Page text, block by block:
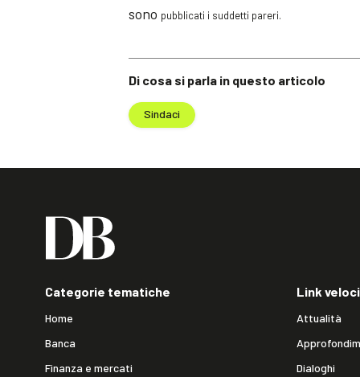
Di cosa si parla in questo articolo
Sindaci
sono pubblicati i suddetti pareri.
Categorie tematiche
Home
Banca
Finanza e mercati
Link veloci
Attualità
Dialoghi